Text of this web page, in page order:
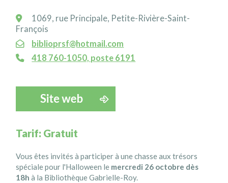
1069, rue Principale, Petite-Rivière-Saint-
François
biblioprsf@hotmail.com
418 760-1050, poste 6191
Tarif: Gratuit
Vous êtes invités à participer à une chasse aux trésors
spéciale pour l'Halloween le mercredi 26 octobre dès
18h à la Bibliothèque Gabrielle-Roy.